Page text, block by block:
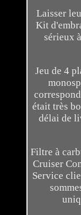
Laisser
Kit
sérieux
Jeu de 4
était très
délai de
Filtre à
Cruiser
Service